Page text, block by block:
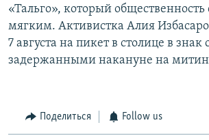
«Тальго»​, который
мягким. Активистка Алия
7 августа на пикет в столице в знак
задержанными накануне на
Поделиться Follow us